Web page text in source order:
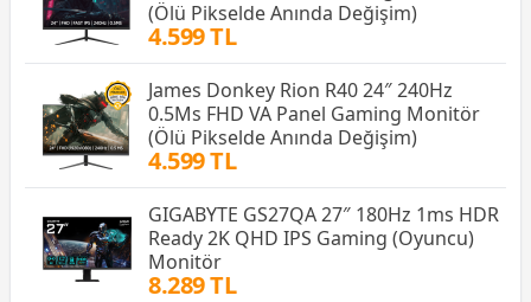
(Ölü Pikselde Anında Değişim)
4.599 TL
James Donkey Rion R40 24″ 240Hz
0.5Ms FHD VA Panel Gaming Monitör
(Ölü Pikselde Anında Değişim)
4.599 TL
GIGABYTE GS27QA 27″ 180Hz 1ms HDR
Ready 2K QHD IPS Gaming (Oyuncu)
Monitör
8.289 TL